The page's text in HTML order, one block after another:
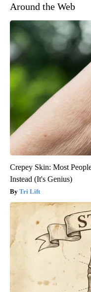
Around the Web
Crepey Skin: Most
Instead (It's Genius)
Tri Lift